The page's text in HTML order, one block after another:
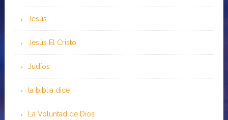
Jesús
Jesús El Cristo
Judíos
la biblia dice
La Voluntad de Dios